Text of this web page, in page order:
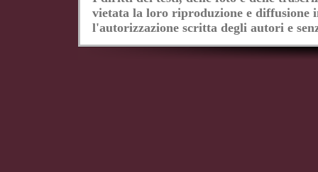
vietata la loro riproduzione e diffusione
l'autorizzazione scritta degli autori e